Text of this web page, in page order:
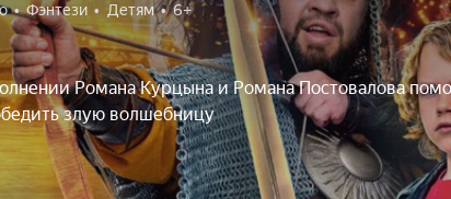
Фэнтези Детям 6+
Романа Курцына и Романа Постовалова
злую волшебницу